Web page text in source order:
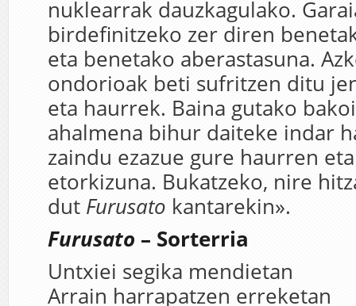
nuklearrak dauzkagulako.
birdefinitzeko zer diren
eta benetako aberastasuna.
ondorioak beti sufritzen ditu
eta haurrek. Baina gutako
ahalmena bihur daiteke indar
zaindu ezazue gure haurren
etorkizuna. Bukatzeko, nire
dut Furusato kantarekin».
Furusato – Sorterria
Untxiei segika mendietan
Arrain harrapatzen erreketan